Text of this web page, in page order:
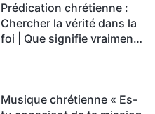
Prédication chrétienne :
Chercher la vérité dans la
foi | Que signifie vraiment
Musique chrétienne « Es-